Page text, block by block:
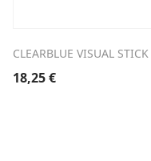
CLEARBLUE VISUAL
18,25€